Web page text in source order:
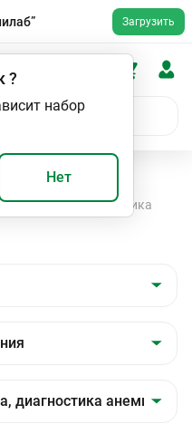
Загрузить
?
набор
Нет
Биохимические
железа, диагностика